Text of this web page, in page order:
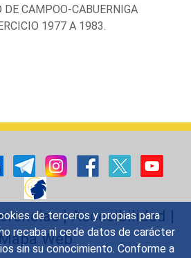
de terceros y propias para
recaba ni cede datos de carácter
sin su conocimiento. Conforme a
CAMPOO-CABUERNIGA
1977 A 1983.
|Accesibilidad |
Web